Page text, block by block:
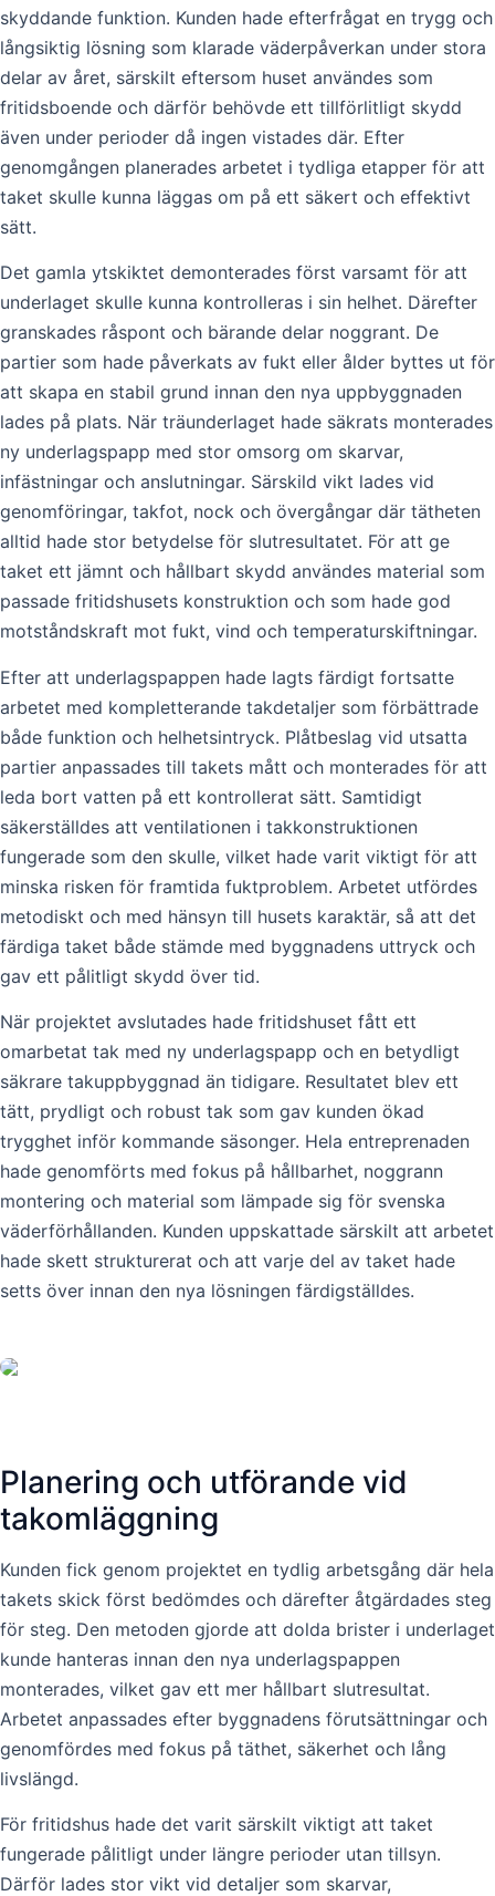
skyddande funktion. Kunden hade efterfrågat en trygg och
långsiktig lösning som klarade väderpåverkan under stora
delar av året, särskilt eftersom huset användes som
fritidsboende och därför behövde ett tillförlitligt skydd
även under perioder då ingen vistades där. Efter
genomgången planerades arbetet i tydliga etapper för att
taket skulle kunna läggas om på ett säkert och effektivt
sätt.
Det gamla ytskiktet demonterades först varsamt för att
underlaget skulle kunna kontrolleras i sin helhet. Därefter
granskades råspont och bärande delar noggrant. De
partier som hade påverkats av fukt eller ålder byttes ut för
att skapa en stabil grund innan den nya uppbyggnaden
lades på plats. När träunderlaget hade säkrats monterades
ny underlagspapp med stor omsorg om skarvar,
infästningar och anslutningar. Särskild vikt lades vid
genomföringar, takfot, nock och övergångar där tätheten
alltid hade stor betydelse för slutresultatet. För att ge
taket ett jämnt och hållbart skydd användes material som
passade fritidshusets konstruktion och som hade god
motståndskraft mot fukt, vind och temperaturskiftningar.
Efter att underlagspappen hade lagts färdigt fortsatte
arbetet med kompletterande takdetaljer som förbättrade
både funktion och helhetsintryck. Plåtbeslag vid utsatta
partier anpassades till takets mått och monterades för att
leda bort vatten på ett kontrollerat sätt. Samtidigt
säkerställdes att ventilationen i takkonstruktionen
fungerade som den skulle, vilket hade varit viktigt för att
minska risken för framtida fuktproblem. Arbetet utfördes
metodiskt och med hänsyn till husets karaktär, så att det
färdiga taket både stämde med byggnadens uttryck och
gav ett pålitligt skydd över tid.
När projektet avslutades hade fritidshuset fått ett
omarbetat tak med ny underlagspapp och en betydligt
säkrare takuppbyggnad än tidigare. Resultatet blev ett
tätt, prydligt och robust tak som gav kunden ökad
trygghet inför kommande säsonger. Hela entreprenaden
hade genomförts med fokus på hållbarhet, noggrann
montering och material som lämpade sig för svenska
väderförhållanden. Kunden uppskattade särskilt att arbetet
hade skett strukturerat och att varje del av taket hade
setts över innan den nya lösningen färdigställdes.
Planering och utförande vid
takomläggning
Kunden fick genom projektet en tydlig arbetsgång där hela
takets skick först bedömdes och därefter åtgärdades steg
för steg. Den metoden gjorde att dolda brister i underlaget
kunde hanteras innan den nya underlagspappen
monterades, vilket gav ett mer hållbart slutresultat.
Arbetet anpassades efter byggnadens förutsättningar och
genomfördes med fokus på täthet, säkerhet och lång
livslängd.
För fritidshus hade det varit särskilt viktigt att taket
fungerade pålitligt under längre perioder utan tillsyn.
Därför lades stor vikt vid detaljer som skarvar,